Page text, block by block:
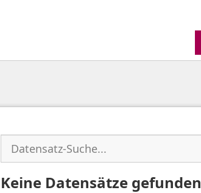
Keine Datensätze gefunden